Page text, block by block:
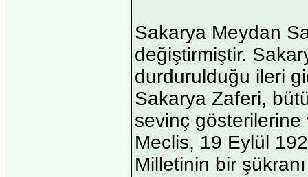
Sakarya Meydan
değiştirmiştir.
durdurulduğu ileri
Sakarya Zaferi,
sevinç gösterilerine
Meclis, 19 Eylül
Milletinin bir